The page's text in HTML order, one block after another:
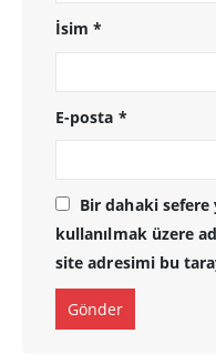
İsim*
E-posta *
Bir dahaki sefere
kullanılmak üzere
site adresimi bu